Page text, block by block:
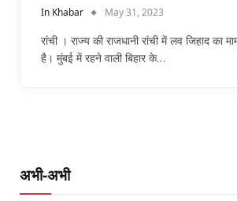
In Khabar May 31, 2023
रांची । राज्य की राजधानी रांची में लव जिहाद का
है। मुंबई में रहने वाली बिहार के…
अभी-अभी